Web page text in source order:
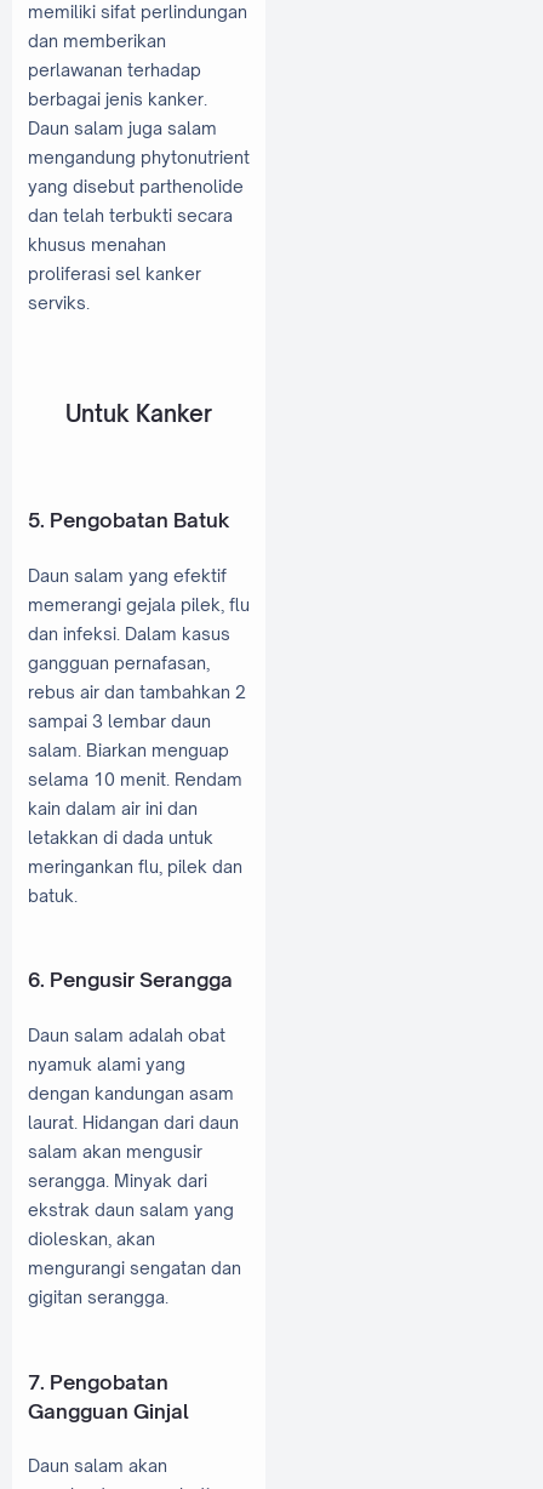
memiliki sifat perlindungan
dan memberikan
perlawanan terhadap
berbagai jenis kanker.
Daun salam juga salam
mengandung phytonutrient
yang disebut parthenolide
dan telah terbukti secara
khusus menahan
proliferasi sel kanker
serviks.
Untuk Kanker
5. Pengobatan Batuk
Daun salam yang efektif
memerangi gejala pilek, flu
dan infeksi. Dalam kasus
gangguan pernafasan,
rebus air dan tambahkan 2
sampai 3 lembar daun
salam. Biarkan menguap
selama 10 menit. Rendam
kain dalam air ini dan
letakkan di dada untuk
meringankan flu, pilek dan
batuk.
6. Pengusir Serangga
Daun salam adalah obat
nyamuk alami yang
dengan kandungan asam
laurat. Hidangan dari daun
salam akan mengusir
serangga. Minyak dari
ekstrak daun salam yang
dioleskan, akan
mengurangi sengatan dan
gigitan serangga.
7. Pengobatan
Gangguan Ginjal
Daun salam akan